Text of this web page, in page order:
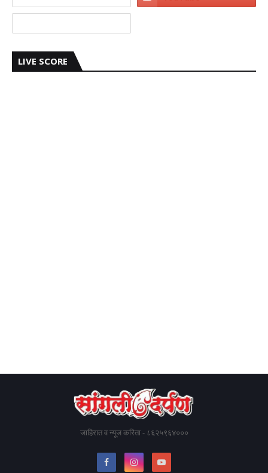
LIVE SCORE
जाहिरात व न्यूज करिता - ८६२५९६४०००